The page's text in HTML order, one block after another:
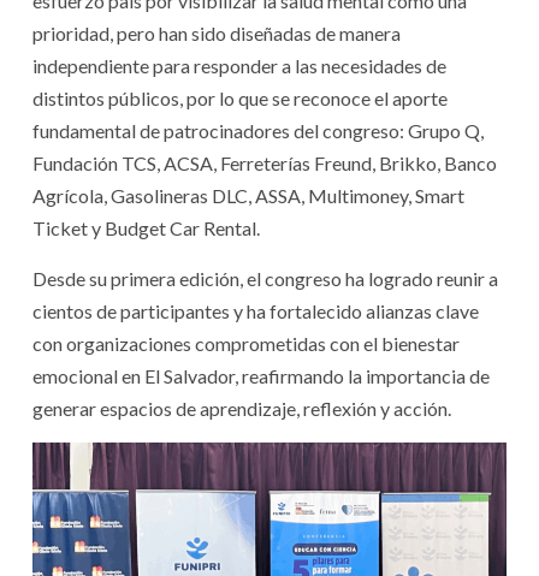
prioridad, pero han sido diseñadas de manera
independiente para responder a las necesidades de
distintos públicos, por lo que se reconoce el aporte
fundamental de patrocinadores del congreso: Grupo Q,
Fundación TCS, ACSA, Ferreterías Freund, Brikko, Banco
Agrícola, Gasolineras DLC, ASSA, Multimoney, Smart
Ticket y Budget Car Rental.
Desde su primera edición, el congreso ha logrado reunir a
cientos de participantes y ha fortalecido alianzas clave
con organizaciones comprometidas con el bienestar
emocional en El Salvador, reafirmando la importancia de
generar espacios de aprendizaje, reflexión y acción.